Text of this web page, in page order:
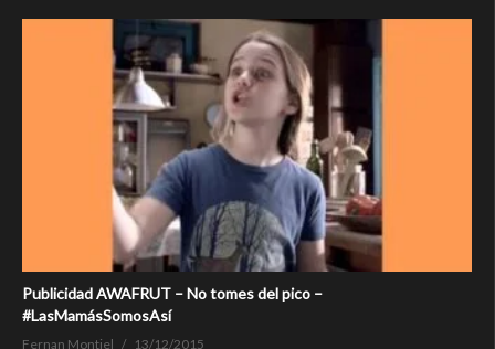
Publicidad AWAFRUT – No tomes del pico –
#‎LasMamásSomosAsí‬
Fernan Montiel 13/12/2015